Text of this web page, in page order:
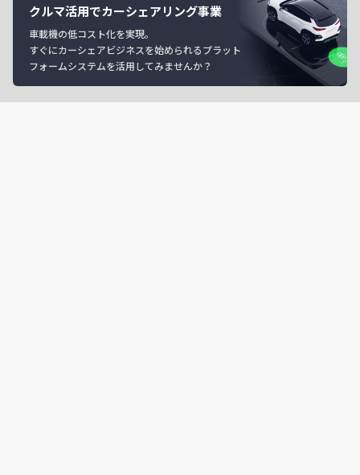
クルマ活用でカーシェアリング事業
車載機の低コスト化を実現。
すぐにカーシェアビジネスを始められるプラット
フォームシステムを活用してみませんか？